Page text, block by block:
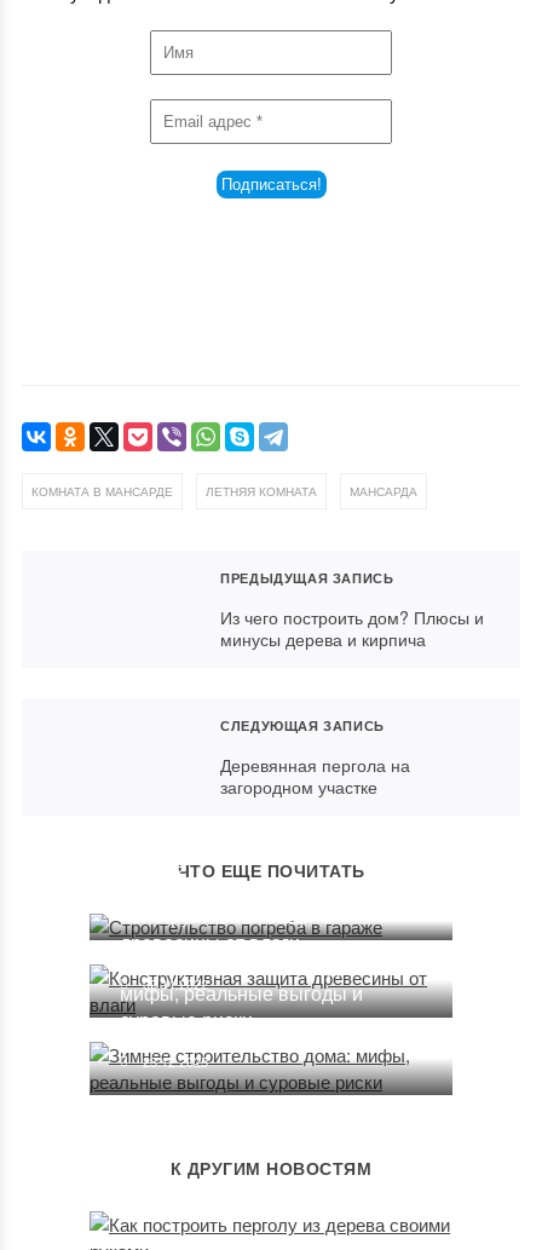
КОМНАТА В МАНСАРДЕ ЛЕТНЯЯ КОМНАТА МАНСАРДА
ПРЕДЫДУЩАЯ ЗАПИСЬ
Из чего построить дом? Плюсы и
минусы дерева и кирпича
СЛЕДУЮЩАЯ ЗАПИСЬ
Деревянная пергола на
загородном участке
ЧТО ЕЩЕ ПОЧИТАТЬ
гараже
Конструктивная защита
древесины от влаги
09.11.2022
мифы, реальные выгоды и
суровые риски
23.12.2025
К ДРУГИМ НОВОСТЯМ